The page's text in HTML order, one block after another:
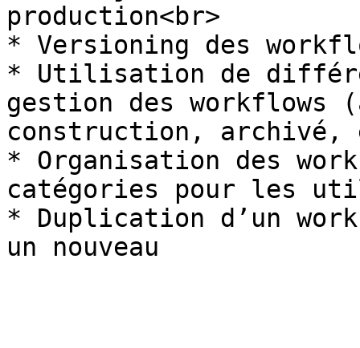
production<br>
* Versioning des
* Utilisation de
gestion des
construction, archivé,
* Organisation des
catégories pour les
* Duplication d’un